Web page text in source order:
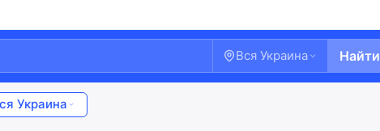
Вся Украина Найти
Украина